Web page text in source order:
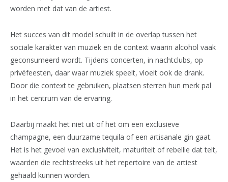
worden met dat van de artiest.
Het succes van dit model schuilt in de overlap tussen het
sociale karakter van muziek en de context waarin alcohol vaak
geconsumeerd wordt. Tijdens concerten, in nachtclubs, op
privéfeesten, daar waar muziek speelt, vloeit ook de drank.
Door die context te gebruiken, plaatsen sterren hun merk pal
in het centrum van de ervaring.
Daarbij maakt het niet uit of het om een exclusieve
champagne, een duurzame tequila of een artisanale gin gaat.
Het is het gevoel van exclusiviteit, maturiteit of rebellie dat telt,
waarden die rechtstreeks uit het repertoire van de artiest
gehaald kunnen worden.